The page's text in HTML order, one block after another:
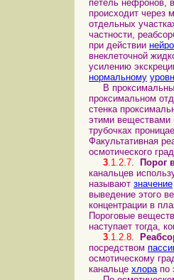
петель нефронов,
происходит через
отдельных
частности,
при действии
внеклеточной
усилению
нормальному
В
проксимальном
стенка
этими веществами
трубочках
Факультативная
осмотического
3 .1.2.7 Порог
канальцев
называют значение
выведение этого
концентрации в
Пороговые
наступает тогда,
3 .1.2.8
посредством
осмотическому
канальце хлора по